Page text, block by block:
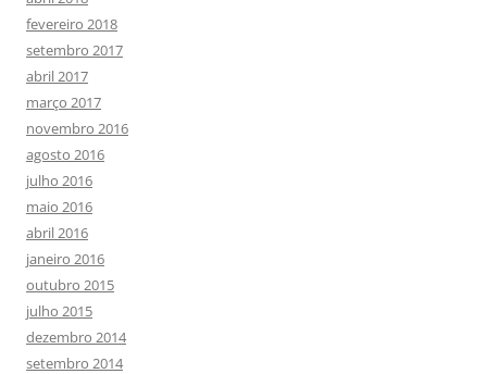
fevereiro 2018
setembro 2017
abril 2017
março 2017
novembro 2016
agosto 2016
julho 2016
maio 2016
abril 2016
janeiro 2016
outubro 2015
julho 2015
dezembro 2014
setembro 2014